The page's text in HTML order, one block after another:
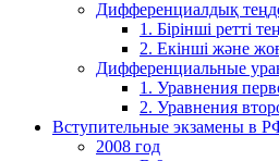
Дифференциалдық
1. Бірінші ретті
2. Екінші және
Дифференциальные
1. Уравнения
2. Уравнения
Вступительные экзамены в
2008 год